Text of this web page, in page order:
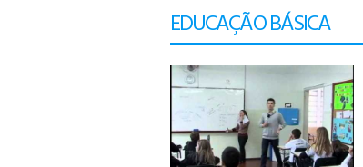
EDUCAÇÃO BÁSICA
90
92
90